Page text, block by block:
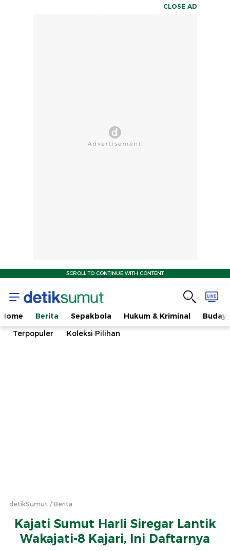
CLOSE AD
SCROLL TO CONTINUE WITH CONTENT
Home Berita Sepakbola Hukum & Kriminal
Terpopuler
Koleksi Pilihan
detikSumut Berita
Kajati Sumut Harli Siregar Lantik
Wakajati-8 Kajari, Ini Daftarnya